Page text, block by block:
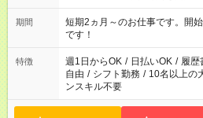
みたい」 「しっかり稼ぎたい
い」など ご希望にあったお仕事をご
の方の場合は1～2ヶ月間は日
仕事に慣れてからの夜勤になります。 ★家庭の都合
必要な場合も遠慮なくご相談く
期間
短期2ヵ月～のお仕事です。
です！
特徴 週1日からOK / 日払いOK / 履歴
自由 / シフト勤務 / 10名以上の
ンスキル不要